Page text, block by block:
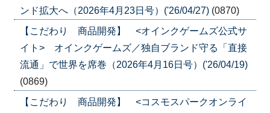
ンド拡大へ（2026年4月23日号）('26/04/27) (0870)
【こだわり 商品開発】 <オインクゲームズ公式サ
イト> オインクゲームズ／独自ブランド守る「直接
流通」で世界を席巻（2026年4月16日号）('26/04/19)
(0869)
【こだわり 商品開発】 <コスモスパークオンライ